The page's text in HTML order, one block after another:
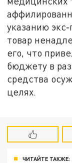
указанию
товар
его, что
бюджету в
средства
целях.
ЧИТАЙТЕ ТАКЖЕ: